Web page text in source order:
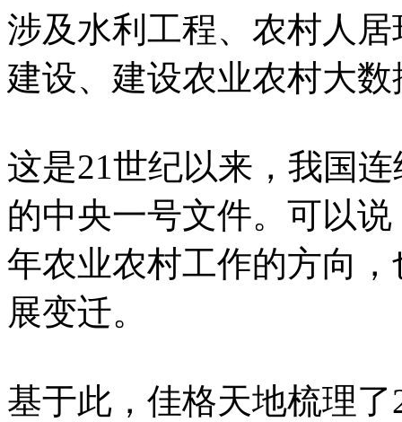
涉及水利工程、农村人
建设、建设农业农村大
这是21世纪以来，我国
的中央一号文件。可以
年农业农村工作的方向
展变迁。
基于此，佳格天地梳理